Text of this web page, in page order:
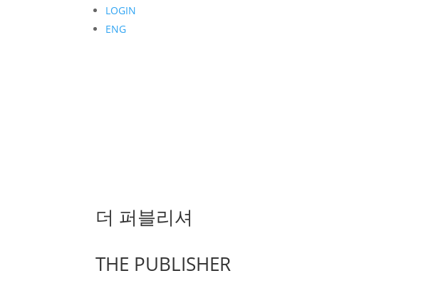
LOGIN
ENG
더 퍼블리셔
THE PUBLISHER